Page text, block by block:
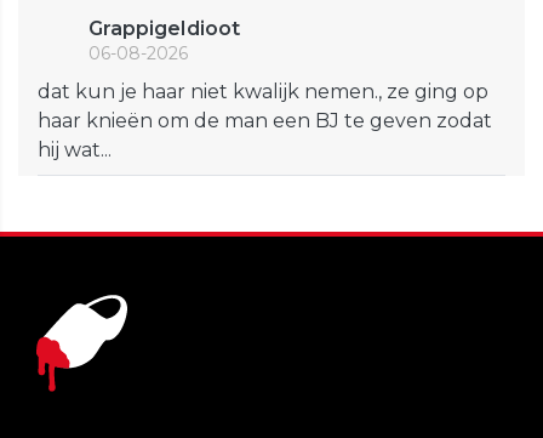
GrappigeIdioot
06-08-2026
dat kun je haar niet kwalijk nemen., ze ging op
haar knieën om de man een BJ te geven zodat
hij wat...